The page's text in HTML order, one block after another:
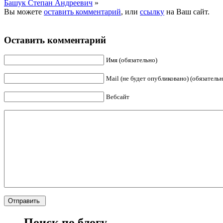
Башук Степан Андреевич »
Вы можете оставить комментарий, или ссылку на Ваш сайт.
Оставить комментарий
Имя (обязательно)
Mail (не будет опубликовано)
Вебсайт